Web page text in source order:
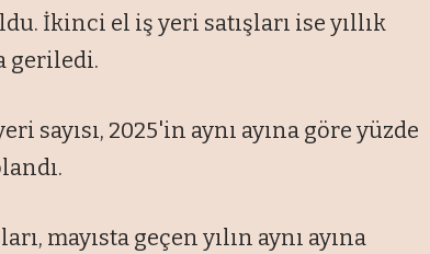
İkinci el iş yeri satışları ise yıllık
geriledi.
sayısı, 2025'in aynı ayına göre yüzde
mayısta geçen yılın aynı ayına